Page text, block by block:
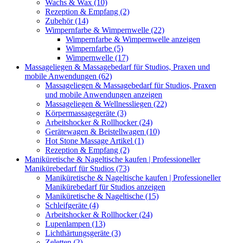
Wachs & Wax (10)
Rezeption & Empfang (2)
Zubehör (14)
Wimpernfarbe & Wimpernwelle (22)
Wimpernfarbe & Wimpernwelle anzeigen
Wimpernfarbe (5)
Wimpernwelle (17)
Massageliegen & Massagebedarf für Studios, Praxen und
mobile Anwendungen (62)
Massageliegen & Massagebedarf für Studios, Praxen
und mobile Anwendungen anzeigen
Massageliegen & Wellnessliegen (22)
Körpermassagegeräte (3)
Arbeitshocker & Rollhocker (24)
Gerätewagen & Beistellwagen (10)
Hot Stone Massage Artikel (1)
Rezeption & Empfang (2)
Maniküretische & Nageltische kaufen | Professioneller
Manikürebedarf für Studios (73)
Maniküretische & Nageltische kaufen | Professioneller
Manikürebedarf für Studios anzeigen
Maniküretische & Nageltische (15)
Schleifgeräte (4)
Arbeitshocker & Rollhocker (24)
Lupenlampen (13)
Lichthärtungsgeräte (3)